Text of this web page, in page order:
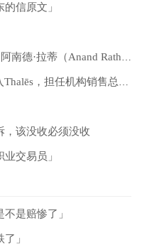
信原文」
，该没收必须没收
交易员」
是赔惨了」
」